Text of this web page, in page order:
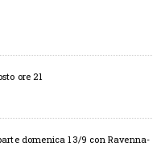
ore 21
domenica 13/9 con Ravenna-